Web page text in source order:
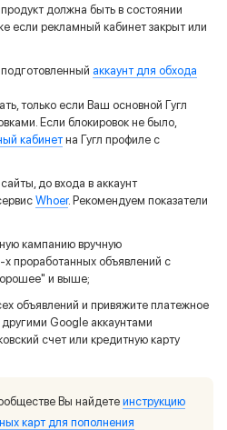
должна быть в состоянии
если рекламный кабинет закрыт или
аккаунт для обхода
только если Ваш основной Гугл
Если блокировок не было,
кабинетна Гугл профиле с
до входа в аккаунт
Whoer. Рекомендуем показатели
кампанию вручную
проработанных объявлений с
и выше;
объявлений и привяжите платежное
Google аккаунтами
счет или кредитную карту
Вы найдетеинструкцию
карт для пополнения
запись
пароль?